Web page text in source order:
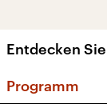
Entdecken
Programm